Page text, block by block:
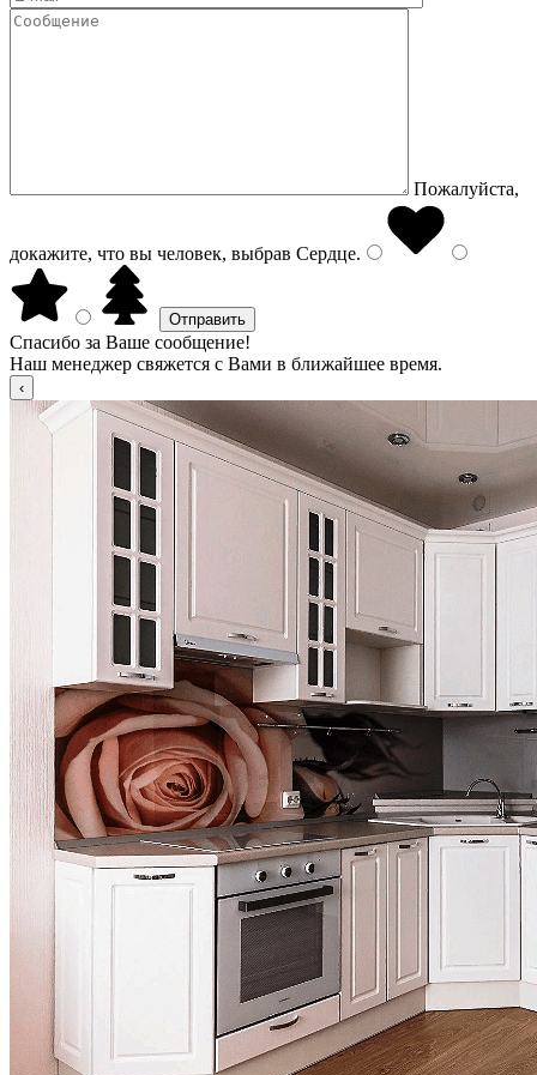
Пожалуйста,
докажите, что вы человек, выбрав Сердце.
Спасибо за Ваше сообщение!
Наш менеджер свяжется с Вами в ближайшее время.